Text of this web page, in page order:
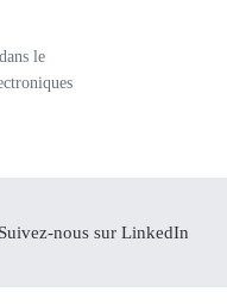
le
nous sur LinkedIn